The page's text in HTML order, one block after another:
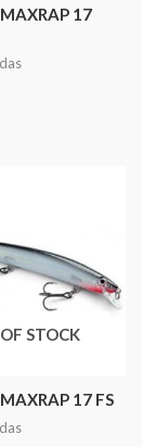
17
STOCK
17 FS